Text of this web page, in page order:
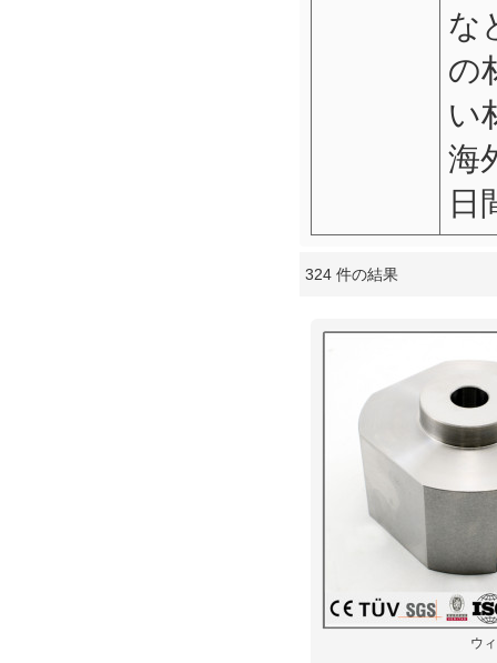
な
の
い
海
日
324 件の結果
ウ